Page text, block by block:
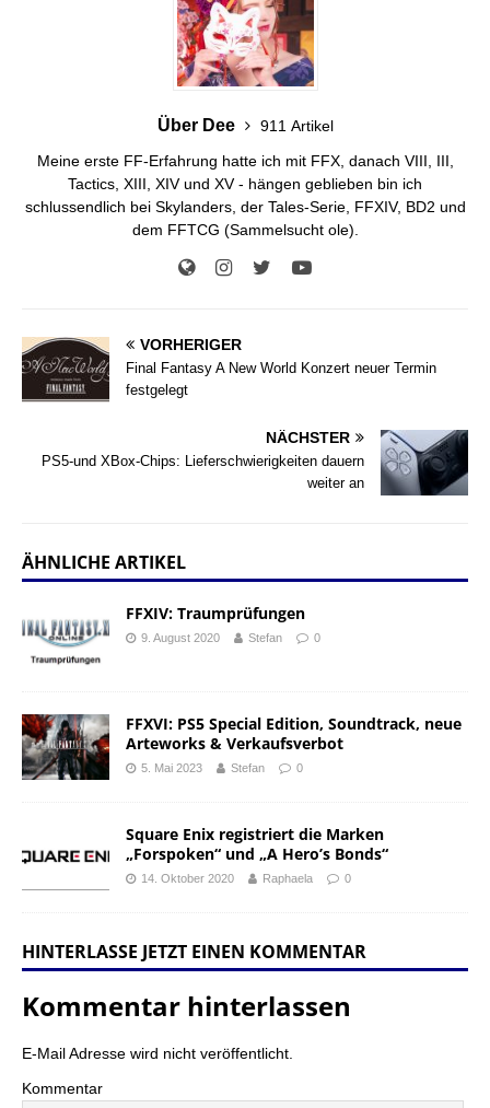
Über Dee
911 Artikel
Meine erste FF-Erfahrung hatte ich mit FFX, danach VIII, III,
Tactics, XIII, XIV und XV - hängen geblieben bin ich
schlussendlich bei Skylanders, der Tales-Serie, FFXIV, BD2 und
dem FFTCG (Sammelsucht ole).
VORHERIGER
Final Fantasy A New World Konzert neuer Termin
festgelegt
NÄCHSTER
PS5-und XBox-Chips: Lieferschwierigkeiten dauern
weiter an
ÄHNLICHE ARTIKEL
FFXIV: Traumprüfungen
9. August 2020 Stefan 0
FFXVI: PS5 Special Edition, Soundtrack, neue
Arteworks & Verkaufsverbot
5. Mai 2023 Stefan 0
Square Enix registriert die Marken
„Forspoken“ und „A Hero’s Bonds“
14. Oktober 2020 Raphaela 0
HINTERLASSE JETZT EINEN KOMMENTAR
Kommentar hinterlassen
E-Mail Adresse wird nicht veröffentlicht.
Kommentar